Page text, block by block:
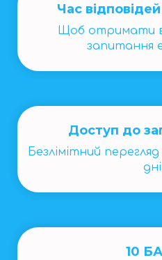
Час
Щоб отримати
запитання
Доступ до
Безлімітний
10